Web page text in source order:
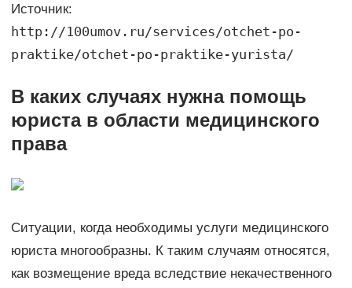
Источник:
http://100umov.ru/services/otchet-po-
praktike/otchet-po-praktike-yurista/
В каких случаях нужна помощь
юриста в области медицинского
права
Ситуации, когда необходимы услуги медицинского
юриста многообразны. К таким случаям относятся,
как возмещение вреда вследствие некачественного